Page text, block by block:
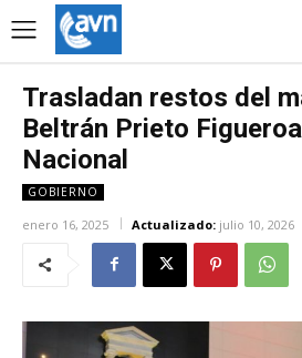
Trasladan restos del
Beltrán Prieto
Nacional
GOBIERNO
enero 16, 2025 Actualizado: julio 10, 2026